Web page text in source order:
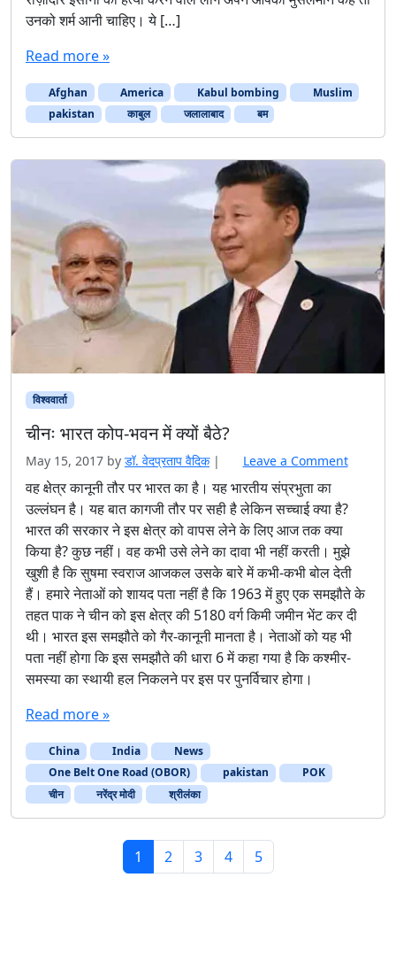
pakistan
काबुल
विश्ववार्ता
चीनः भारत कोप-भवन में क्यों बैठे?
डॉ. वेदप्रताप वैदिक Leave a Comment
वह क्षेत्र कानूनी तौर पर भारत का है। यह भारतीय संप्रभुता का
उल्लंघन है। यह बात कागजी तौर पर सही है लेकिन सच्चाई क्या है?
भारत की सरकार ने इस क्षेत्र को वापस लेने के लिए आज तक क्या
किया है? कुछ नहीं। वह कभी उसे लेने का दावा भी नहीं करती। मुझे
खुशी है कि सुषमा स्वराज आजकल उसके बारे में कभी-कभी बोल देती
हैं। हमारे नेताओं को शायद पता नहीं है कि 1963 में हुए एक समझौते के
तहत पाक ने चीन को इस क्षेत्र की 5180 वर्ग किमी जमीन भेंट कर दी
थी। भारत इस समझौते को गैर-कानूनी मानता है। नेताओं को यह भी
पता नहीं होगा कि इस समझौते की धारा 6 में कहा गया है कि कश्मीर-
समस्या का स्थायी हल निकलने पर इस पर पुनर्विचार होगा।
Read more »
China
News
One Belt One Road (OBOR)
pakistan
Page navigation Current Page
1 Page
2 Page
3